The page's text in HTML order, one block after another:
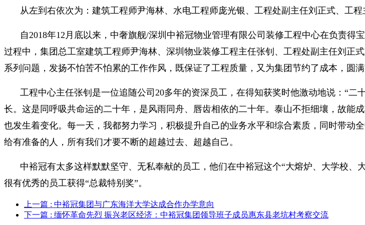
从左到右依次为：建筑工程师尹海林、水电工程师庞光银、工程处副主任刘正式、工
自2018年12月底以来，中奢旗舰/深圳中裕冠物业管理有限公司装修工程中心在负责
过程中，集团总工室建筑工程师尹海林、深圳物业装修工程主任张钊、工程处副主任刘正
系列问题，发扬不怕苦不怕累的工作作风，既保证了工程质量，又为集团节约了成本，圆满
工程中心主任张钊是一位追随公司20多年的资深员工，在得知获奖时他激动地说：“
长。这是同呼吸共命运的二十年，是风雨同舟、唇齿相依的二十年。泰山不拒细壤，故能
也发生着变化。每一天，我都努力学习，积极提升自己的业务水平和综合素质，同时带
给有准备的人，所有我们才要不断的超越过去、超越自己。
中裕冠有太多这样默默坚守、无私奉献的员工，他们在中裕冠这个“大熔炉、大学校
很有优秀的员工获得“总裁特别奖”。
上一篇 : 中裕冠集团与广东海洋大学达成合作办学意向
下一篇 : 缅怀革命先烈 振兴老区经济：中裕冠集团领导班子成员惠东县老坑村考察交流